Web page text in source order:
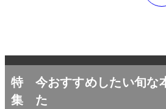
特
集
今おすすめしたい旬な
た